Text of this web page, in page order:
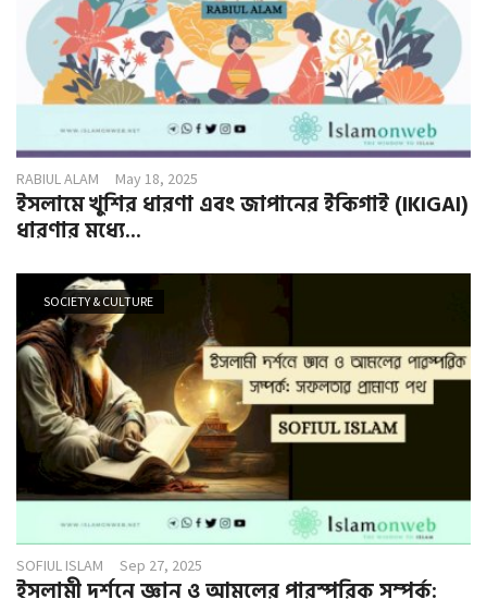
RABIUL ALAM May 18, 2025
ইসলামে খুশির ধারণা এবং জাপানের ইকিগাই (IKIGAI)
ধারণার মধ্যে...
SOCIETY & CULTURE
SOFIUL ISLAM Sep 27, 2025
ইসলামী দর্শনে জ্ঞান ও আমলের পারস্পরিক সম্পর্ক: